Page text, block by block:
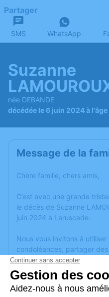
Partager
SMS WhatsApp
Suzanne
née DEBANDE
décédée le 6 juin 2024 à l'âge
Message de la
Chère famille, chers amis,
C’est avec une grande
le décès de Suzanne
juin 2024 à Laruscade.
Nous vous invitons à
condoléances, partager
anecdote ou exprimer vos
ou des textes. Cet endroit
honorer la mémoire de